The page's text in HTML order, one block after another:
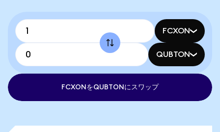
FCXON
QUBTON
FCXONをQUBTONにスワップ